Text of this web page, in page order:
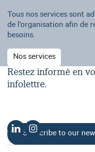
Tous nos services sont
de l’organisation afin de
besoins.
Nos services
Restez informé en
infolettre.
Subscribe to our